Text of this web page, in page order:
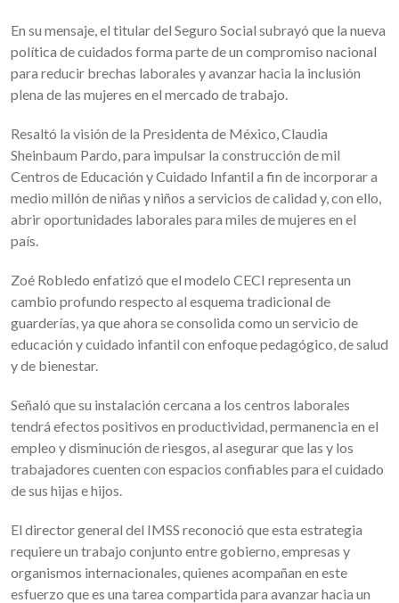
En su mensaje, el titular del Seguro Social subrayó que la nueva
política de cuidados forma parte de un compromiso nacional
para reducir brechas laborales y avanzar hacia la inclusión
plena de las mujeres en el mercado de trabajo.
Resaltó la visión de la Presidenta de México, Claudia
Sheinbaum Pardo, para impulsar la construcción de mil
Centros de Educación y Cuidado Infantil a fin de incorporar a
medio millón de niñas y niños a servicios de calidad y, con ello,
abrir oportunidades laborales para miles de mujeres en el
país.
Zoé Robledo enfatizó que el modelo CECI representa un
cambio profundo respecto al esquema tradicional de
guarderías, ya que ahora se consolida como un servicio de
educación y cuidado infantil con enfoque pedagógico, de salud
y de bienestar.
Señaló que su instalación cercana a los centros laborales
tendrá efectos positivos en productividad, permanencia en el
empleo y disminución de riesgos, al asegurar que las y los
trabajadores cuenten con espacios confiables para el cuidado
de sus hijas e hijos.
El director general del IMSS reconoció que esta estrategia
requiere un trabajo conjunto entre gobierno, empresas y
organismos internacionales, quienes acompañan en este
esfuerzo que es una tarea compartida para avanzar hacia un